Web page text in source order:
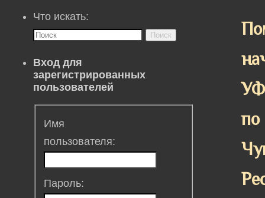
по
Что искать:
Поиск
Вход для
зарегистрированных
пользователей
Имя
пользователя:
Пароль: